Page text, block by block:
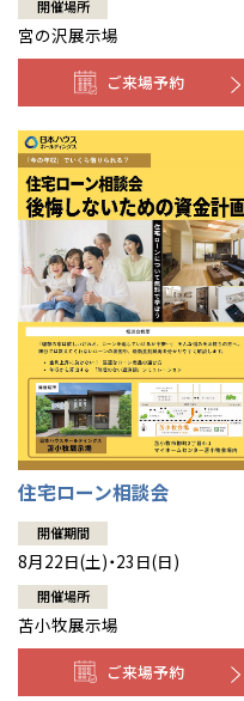
開催場所
宮の沢展示場
ご来場予約
住宅ローン相談会
開催期間
8月22日(土)・23日(日)
開催場所
苫小牧展示場
ご来場予約